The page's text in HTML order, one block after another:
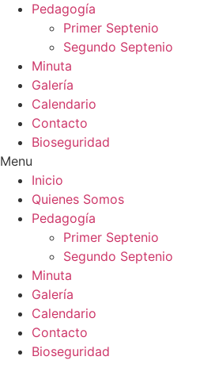
Pedagogía
Primer Septenio
Segundo Septenio
Minuta
Galería
Calendario
Contacto
Bioseguridad
Menu
Inicio
Quienes Somos
Pedagogía
Primer Septenio
Segundo Septenio
Minuta
Galería
Calendario
Contacto
Bioseguridad